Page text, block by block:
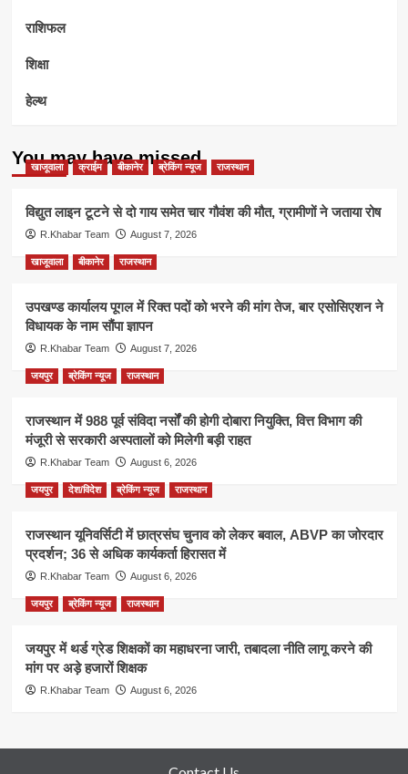
राशिफल
शिक्षा
हेल्थ
You may have missed
खाजूवाला क्राईम बीकानेर ब्रेकिंग न्यूज राजस्थान
विद्युत लाइन टूटने से दो गाय समेत चार गौवंश की मौत, ग्रामीणों ने जताया रोष
R.Khabar Team August 7, 2026
खाजूवाला बीकानेर राजस्थान
उपखण्ड कार्यालय पूगल में रिक्त पदों को भरने की मांग तेज, बार एसोसिएशन ने
विधायक के नाम सौंपा ज्ञापन
R.Khabar Team August 7, 2026
जयपुर ब्रेकिंग न्यूज राजस्थान
राजस्थान में 988 पूर्व संविदा नर्सों की होगी दोबारा नियुक्ति, वित्त विभाग की
मंजूरी से सरकारी अस्पतालों को मिलेगी बड़ी राहत
R.Khabar Team August 6, 2026
जयपुर देश/विदेश ब्रेकिंग न्यूज राजस्थान
राजस्थान यूनिवर्सिटी में छात्रसंघ चुनाव को लेकर बवाल, ABVP का जोरदार
प्रदर्शन; 36 से अधिक कार्यकर्ता हिरासत में
R.Khabar Team August 6, 2026
जयपुर ब्रेकिंग न्यूज राजस्थान
जयपुर में थर्ड ग्रेड शिक्षकों का महाधरना जारी, तबादला नीति लागू करने की
मांग पर अड़े हजारों शिक्षक
R.Khabar Team August 6, 2026